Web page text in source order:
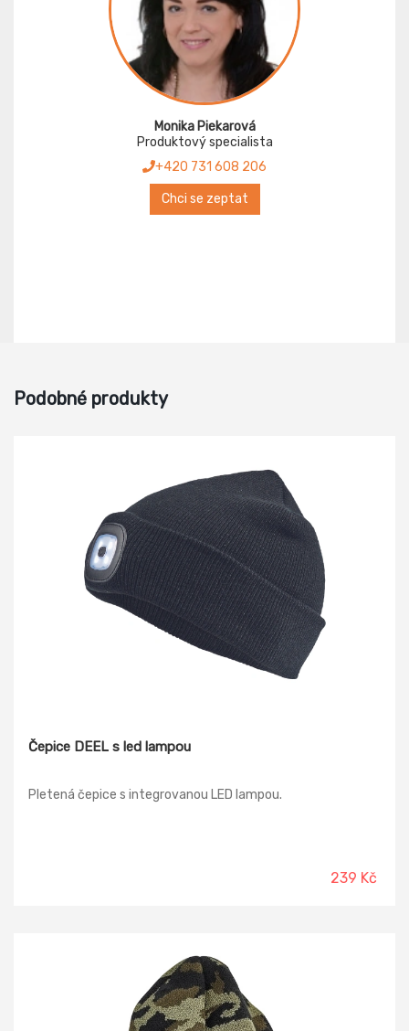
Monika Piekarová
Produktový specialista
+420 731 608 206
Chci se zeptat
Podobné produkty
Čepice DEEL s led lampou
Pletená čepice s integrovanou LED lampou.
239 Kč